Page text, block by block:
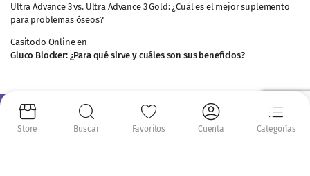
Ultra Advance 3 vs. Ultra Advance 3 Gold: ¿Cuál es el mejor suplemento
para problemas óseos?
Casitodo Onlineen
Gluco Blocker: ¿Para qué sirve y cuáles son sus beneficios?
Información
Nosotros
Store Buscar Favoritos Cuenta Categorías